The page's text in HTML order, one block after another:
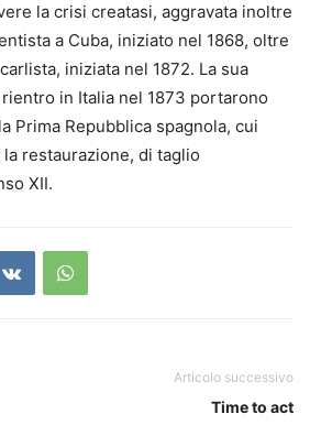
la crisi creatasi, aggravata inoltre
a Cuba, iniziato nel 1868, oltre
iniziata nel 1872. La sua
in Italia nel 1873 portarono
Prima Repubblica spagnola, cui
restaurazione, di taglio
XII.
Articolo successivo
Time to act